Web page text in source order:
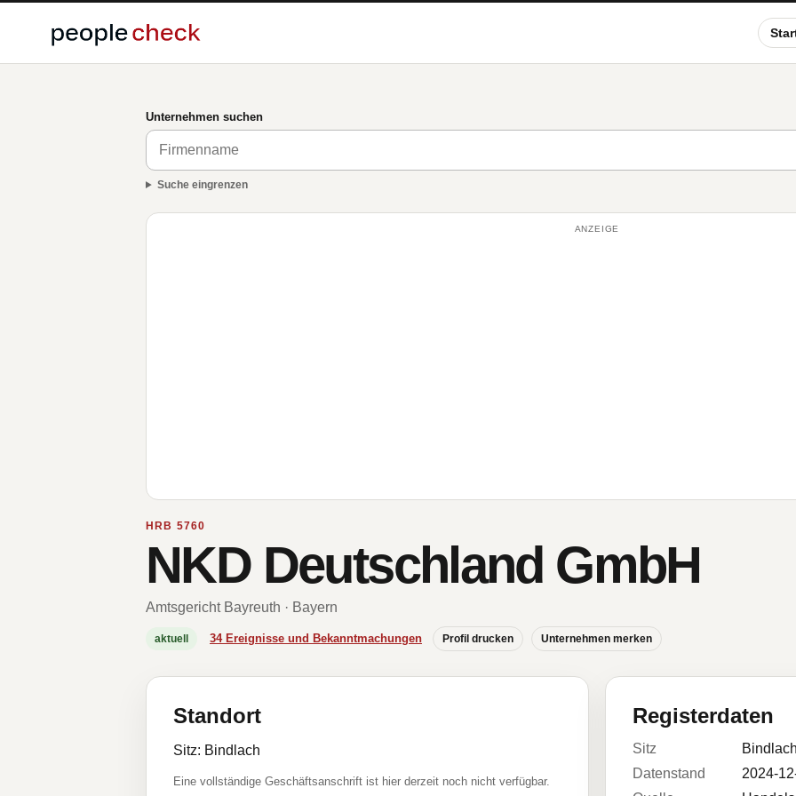
Unternehmen suchen
Suche eingrenzen
ANZEIGE
HRB 5760
NKD Deutschland GmbH
Amtsgericht Bayreuth · Bayern
aktuell 34 Ereignisse und Bekanntmachungen Profil drucken Unternehmen merken
Standort
Sitz: Bindlach
Eine vollständige Geschäftsanschrift ist hier derzeit noch nicht verfügbar.
Registerdaten
Sitz
Bindlach
Datenstand
2024-